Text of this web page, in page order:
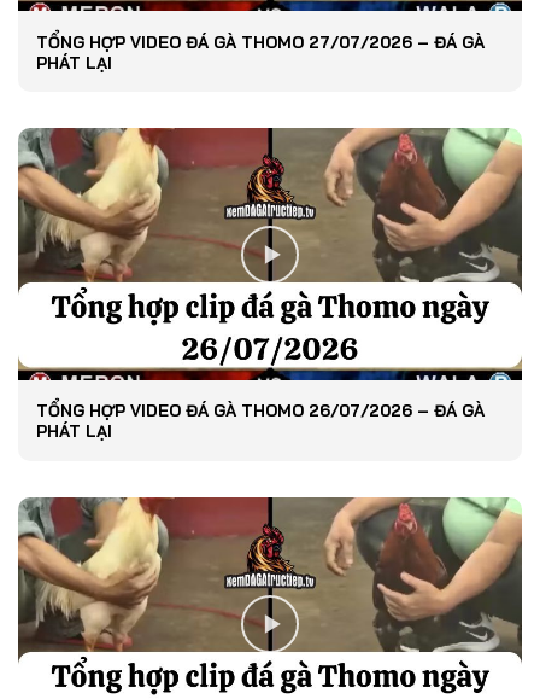
TỔNG HỢP VIDEO ĐÁ GÀ THOMO 27/07/2026 – ĐÁ GÀ
PHÁT LẠI
TỔNG HỢP VIDEO ĐÁ GÀ THOMO 26/07/2026 – ĐÁ GÀ
PHÁT LẠI